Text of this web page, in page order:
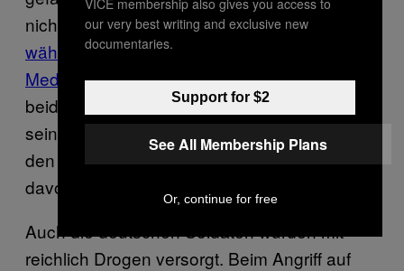
nichts anbrennen lassen.Hitler war fast
während des gesamten Krieges auf
Medikamenten. Göring und Goebbels hatten
beide eine Schwäche für Morphin. Als Göring
seine Morphinsucht mit Hilfe von Kokain in
den Griff bekommen wollte, wurde er auch
davon abhängig.
Auch die deutschen Soldaten wurden mit
reichlich Drogen versorgt. Beim Angriff auf
our very best writing and exclusive new
documentaries.
Support for $2
See All Membership Plans
Or, continue for free